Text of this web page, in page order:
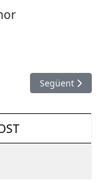
en marxa un grup
Article
Següent